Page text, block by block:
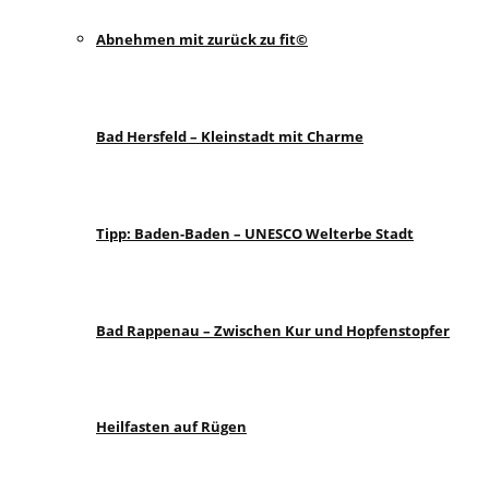
Abnehmen mit zurück zu fit©
Bad Hersfeld – Kleinstadt mit Charme
Tipp: Baden-Baden – UNESCO Welterbe Stadt
Bad Rappenau – Zwischen Kur und Hopfenstopfer
Heilfasten auf Rügen